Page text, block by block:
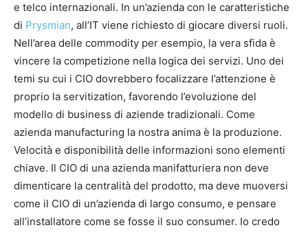
e telco internazionali. In un’azienda con le caratteristiche
di Prysmian, all’IT viene richiesto di giocare diversi ruoli.
Nell’area delle commodity per esempio, la vera sfida è
vincere la competizione nella logica dei servizi. Uno dei
temi su cui i CIO dovrebbero focalizzare l’attenzione è
proprio la servitization, favorendo l’evoluzione del
modello di business di aziende tradizionali. Come
azienda manufacturing la nostra anima è la produzione.
Velocità e disponibilità delle informazioni sono elementi
chiave. Il CIO di una azienda manifatturiera non deve
dimenticare la centralità del prodotto, ma deve muoversi
come il CIO di un’azienda di largo consumo, e pensare
all’installatore come se fosse il suo consumer. Io credo